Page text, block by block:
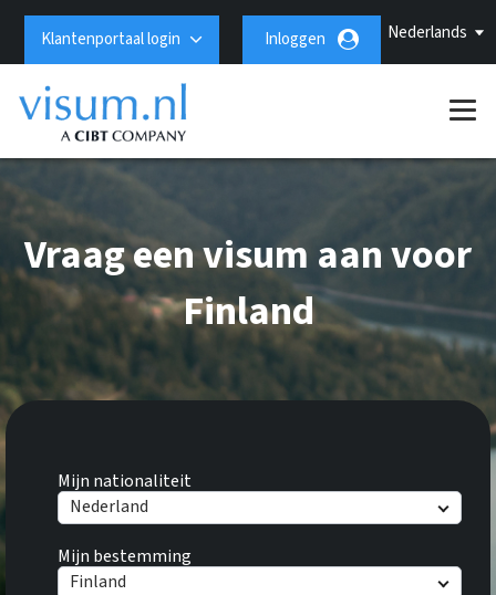
Nederlands
Klantenportaal login Inloggen
Mijn nationaliteit
Nederland
Mijn bestemming
Finland
Vraag een visum aan voor
Finland